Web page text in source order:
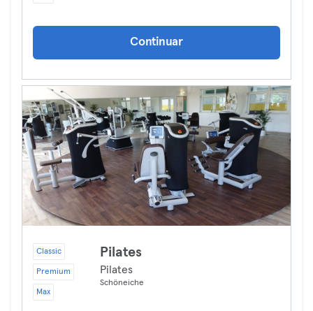
Continuar
Classic
Premium
Max
Pilates
Pilates
Schöneiche